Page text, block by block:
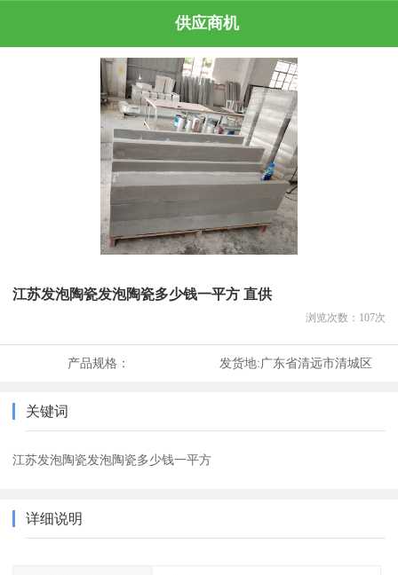
供应商机
江苏发泡陶瓷发泡陶瓷多少钱一平方 直供
浏览次数： 107次
产品规格： 发货地:广东省清远市清城区
关键词
江苏发泡陶瓷发泡陶瓷多少钱一平方
详细说明